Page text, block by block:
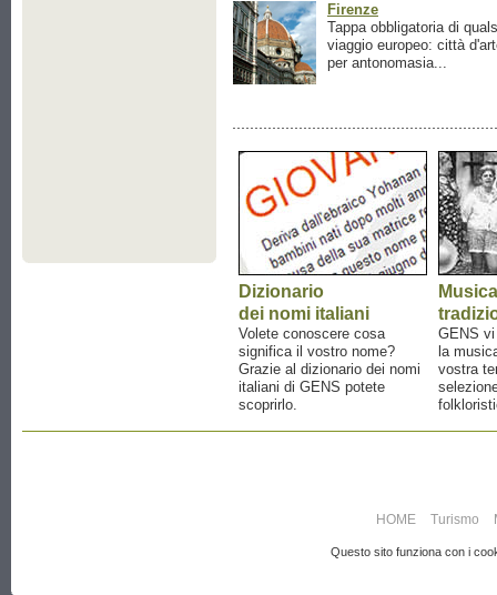
Firenze
Tappa obbligatoria di
viaggio europeo: città
per antonomasia...
Dizionario
dei nomi italiani
Volete conoscere cosa
significa il vostro nome?
Grazie al dizionario dei nomi
italiani di GENS potete
scoprirlo.
Musica
GENS
la
vostra
HOME Turismo
Questo sito funziona con i